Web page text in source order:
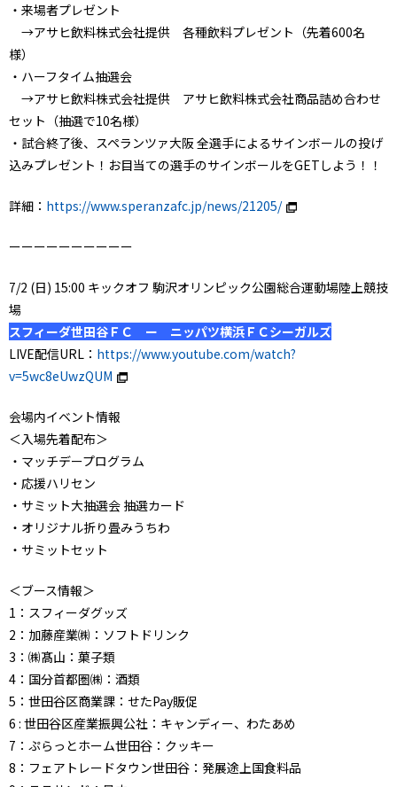
・来場者プレゼント
→アサヒ飲料株式会社提供 各種飲料プレゼント（先着600名
様）
・ハーフタイム抽選会
→アサヒ飲料株式会社提供 アサヒ飲料株式会社商品詰め合わせ
セット（抽選で10名様）
・試合終了後、スペランツァ大阪 全選手によるサインボールの投げ
込みプレゼント！お目当ての選手のサインボールをGETしよう！！
詳細： https://www.speranzafc.jp/news/21205/
ーーーーーーーーーー
7/2 (日) 15:00 キックオフ 駒沢オリンピック公園総合運動場陸上競技
場
スフィーダ世田谷ＦＣ ー ニッパツ横浜ＦＣシーガルズ
LIVE配信URL： https://www.youtube.com/watch?
v=5wc8eUwzQUM
会場内イベント情報
＜入場先着配布＞
・マッチデープログラム
・応援ハリセン
・サミット大抽選会 抽選カード
・オリジナル折り畳みうちわ
・サミットセット
＜ブース情報＞
1：スフィーダグッズ
2：加藤産業㈱：ソフトドリンク
3：㈱髙山：菓子類
4：国分首都圏㈱：酒類
5：世田谷区商業課：せたPay販促
6 : 世田谷区産業振興公社：キャンディー、わたあめ
7：ぷらっとホーム世田谷：クッキー
8：フェアトレードタウン世田谷：発展途上国食料品